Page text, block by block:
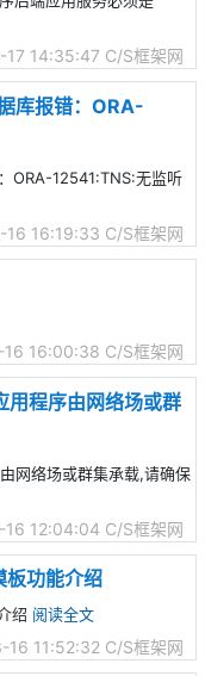
14:35:47 C/S框架网
库报错：ORA-
ORA-12541:TNS:无监听
16:19:33 C/S框架网
16:00:38 C/S框架网
用程序由网络场或群
网络场或群集承载,请确保
12:04:04 C/S框架网
板功能介绍
绍 阅读全文
16 11:52:32 C/S框架网